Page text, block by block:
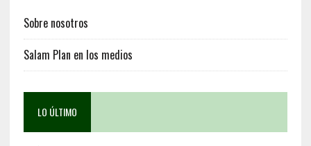
Sobre nosotros
Salam Plan en los medios
LO ÚLTIMO